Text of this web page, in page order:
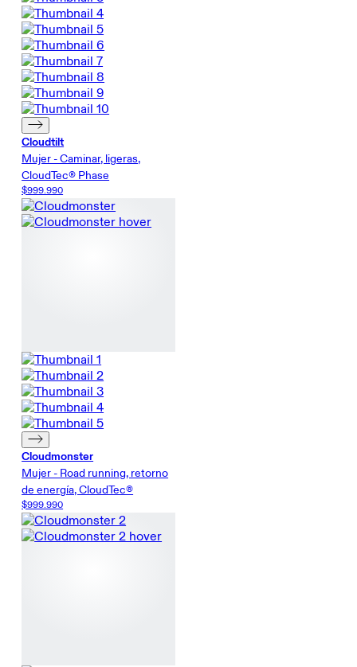
Cloudtilt
Mujer - Caminar, ligeras,
CloudTec® Phase
$999.990
Cloudmonster
Mujer - Road running, retorno
de energía, CloudTec®
$999.990